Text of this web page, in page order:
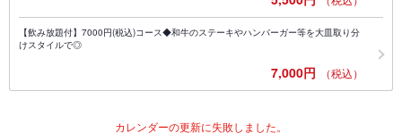
【飲み放題付】7000円(税込)コース◆和牛のステーキやハンバーガー等を大皿取り分
けスタイルで◎
7,000円 （税込）
カレンダーの更新に失敗しました。